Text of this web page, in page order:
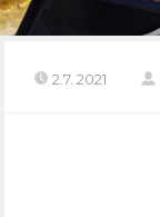
2.7. 2021